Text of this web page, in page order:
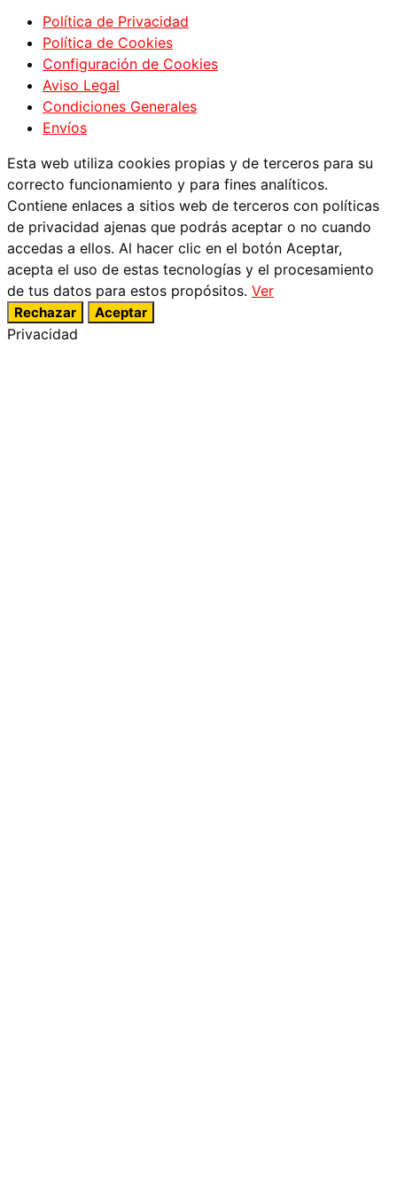
Política de Privacidad
Política de Cookies
Configuración de Cookies
Aviso Legal
Condiciones Generales
Envíos
Esta web utiliza cookies propias y de terceros para su
correcto funcionamiento y para fines analíticos.
Contiene enlaces a sitios web de terceros con políticas
de privacidad ajenas que podrás aceptar o no cuando
accedas a ellos. Al hacer clic en el botón Aceptar,
acepta el uso de estas tecnologías y el procesamiento
de tus datos para estos propósitos. Ver
Rechazar Aceptar
Privacidad